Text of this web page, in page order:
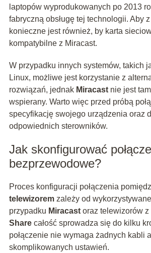
laptopów wyprodukowanych po 2013
fabryczną obsługę tej technologii. Aby
konieczne jest również, by karta
kompatybilne z Miracast.
W przypadku innych systemów, takich
Linux, możliwe jest korzystanie z
rozwiązań, jednak Miracastnie jest
wspierany. Warto więc przed próbą
specyfikację swojego urządzenia oraz
odpowiednich sterowników.
Jak skonfigurować
bezprzewodowe?
Proces konfiguracji połączenia
telewizoremzależy od
przypadku Miracastoraz telewizorów z
Sharecałość sprowadza się do kilku
połączenie nie wymaga żadnych kabli
skomplikowanych ustawień.